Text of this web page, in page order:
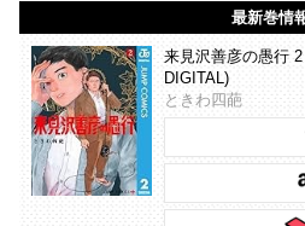
最新巻情
来見沢善彦の愚行
DIGITAL)
ときわ四葩